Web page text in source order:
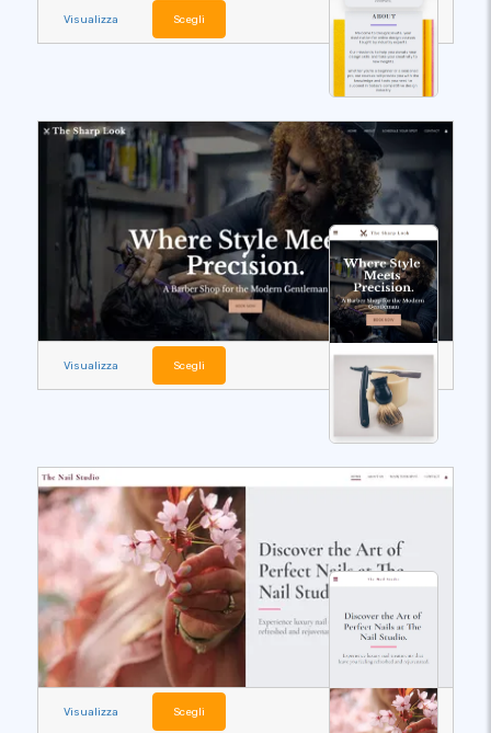
Visualizza Scegli
Visualizza Scegli
Visualizza Scegli